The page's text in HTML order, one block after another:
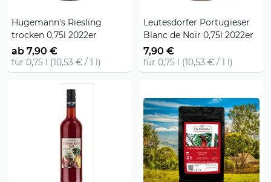
Hugemann's Riesling
trocken 0,75l 2022er
ab 7,90 €
für 0,75 l (10,53 € / 1 l)
Leutesdorfer Portugieser
Blanc de Noir 0,75l 2022er
7,90 €
für 0,75 l (10,53 € / 1 l)